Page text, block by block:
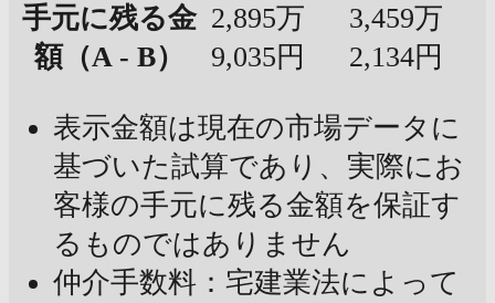
手元に残る金
額（A - B）
2,895万
9,035円
3,459万
2,134円
表示金額は現在の市場データに
基づいた試算であり、実際にお
客様の手元に残る金額を保証す
るものではありません
仲介手数料：宅建業法によって